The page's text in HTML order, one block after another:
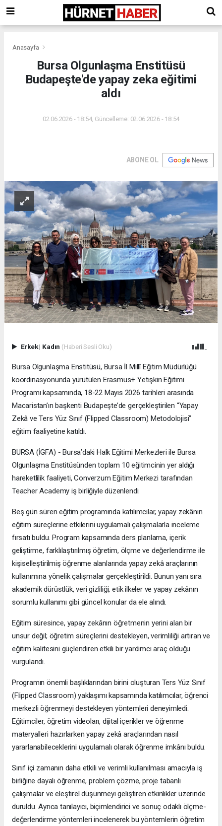
Anasayfa
Bursa Olgunlaşma Enstitüsü
Budapeşte'de yapay zeka eğitimi
aldı
02.06.2026 - 18:54, Güncelleme: 02.06.2026 - 18:54
ABONE OL
Erkek| Kadın (Haberi Sesli Oku)
Bursa Olgunlaşma Enstitüsü, Bursa İl Millî Eğitim Müdürlüğü
koordinasyonunda yürütülen Erasmus+ Yetişkin Eğitimi
Programı kapsamında, 18-22 Mayıs 2026 tarihleri arasında
Macaristan’ın başkenti Budapeşte’de gerçekleştirilen “Yapay
Zekâ ve Ters Yüz Sınıf (Flipped Classroom) Metodolojisi”
eğitim faaliyetine katıldı.
BURSA (İGFA) - Bursa’daki Halk Eğitimi Merkezleri ile Bursa
Olgunlaşma Enstitüsünden toplam 10 eğitimcinin yer aldığı
hareketlilik faaliyeti, Converzum Eğitim Merkezi tarafından
Teacher Academy iş birliğiyle düzenlendi.
Beş gün süren eğitim programında katılımcılar, yapay zekânın
eğitim süreçlerine etkilerini uygulamalı çalışmalarla inceleme
fırsatı buldu. Program kapsamında ders planlama, içerik
geliştirme, farklılaştırılmış öğretim, ölçme ve değerlendirme ile
kişiselleştirilmiş öğrenme alanlarında yapay zekâ araçlarının
kullanımına yönelik çalışmalar gerçekleştirildi. Bunun yanı sıra
akademik dürüstlük, veri gizliliği, etik ilkeler ve yapay zekânın
sorumlu kullanımı gibi güncel konular da ele alındı.
Eğitim süresince, yapay zekânın öğretmenin yerini alan bir
unsur değil; öğretim süreçlerini destekleyen, verimliliği artıran ve
eğitim kalitesini güçlendiren etkili bir yardımcı araç olduğu
vurgulandı.
Programın önemli başlıklarından birini oluşturan Ters Yüz Sınıf
(Flipped Classroom) yaklaşımı kapsamında katılımcılar, öğrenci
merkezli öğrenmeyi destekleyen yöntemleri deneyimledi.
Eğitimciler, öğretim videoları, dijital içerikler ve öğrenme
materyalleri hazırlarken yapay zekâ araçlarından nasıl
yararlanabileceklerini uygulamalı olarak öğrenme imkânı buldu.
Sınıf içi zamanın daha etkili ve verimli kullanılması amacıyla iş
birliğine dayalı öğrenme, problem çözme, proje tabanlı
çalışmalar ve eleştirel düşünmeyi geliştiren etkinlikler üzerinde
duruldu. Ayrıca tanılayıcı, biçimlendirici ve sonuç odaklı ölçme-
değerlendirme yöntemleri incelenerek bu yöntemlerin öğretim